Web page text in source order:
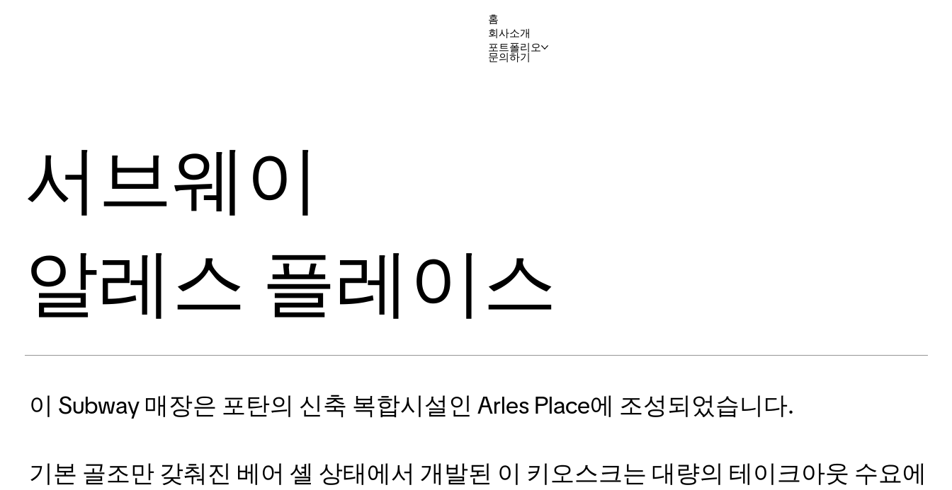
홈
회사소개
포트폴리오
문의하기
이 Subway 매장은 포탄의 신축 복합시설인 Arles Place에 조성되었습니다.
기본 골조만 갖춰진 베어 셸 상태에서 개발된 이 키오스크는 대량의 테이크아웃 수요에
서브웨이
알레스 플레이스